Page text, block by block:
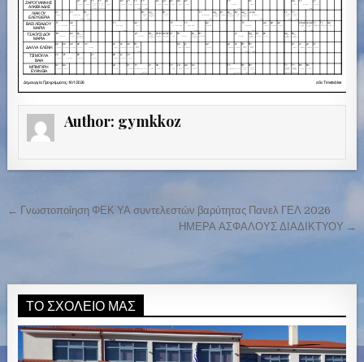
Author: gymkkoz
ή
γ
η
← Γνωστοποίηση ΦΕΚ ΥΑ συντελεστών βαρύτητας Πανελ ΓΕΛ 2026
ΗΜΕΡΑ ΑΣΦΑΛΟΥΣ ΔΙΑΔΙΚΤΥΟΥ →
ΤΟ ΣΧΟΛΕΊΟ ΜΑΣ